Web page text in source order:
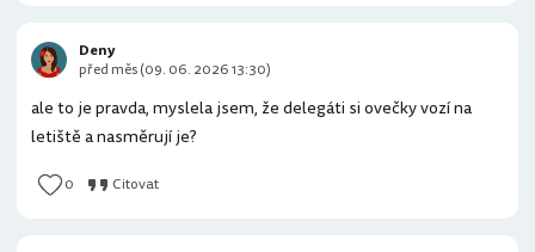
ale to je pravda, myslela jsem, že delegáti si ovečky vozí na
letiště a nasměrují je?
0 Citovat
Deny
před měs (09. 06. 2026 13:30)